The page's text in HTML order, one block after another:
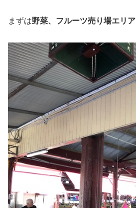
まずは野菜、フルーツ売り場エリア